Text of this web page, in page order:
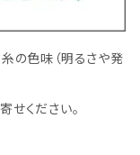
の色味（明るさや発
せください。